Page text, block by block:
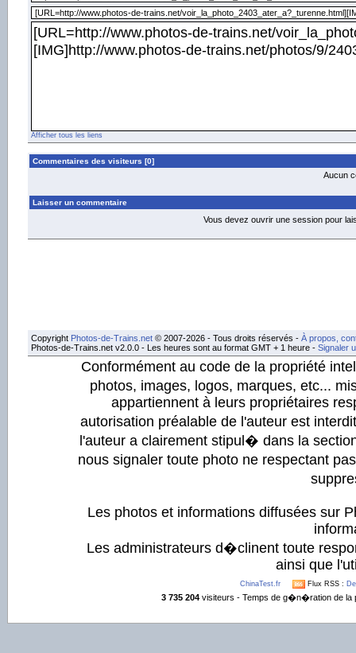
Afficher tous les liens
Commentaires des visiteurs [0]
Aucun
Laisser un commentaire
Vous devez ouvrir une session pour
Copyright Photos-de-Trains.net © 2007-2026 - Tous droits réservés - À propos,
Photos-de-Trains.net v2.0.0 - Les heures sont au format GMT + 1 heure - Signaler
Conformément au code de la propriété
photos, images, logos, marques, etc...
appartiennent à leurs propriétaires
autorisation préalable de l'auteur est
l'auteur a clairement stipul� dans la
nous signaler toute photo ne respectant
Les photos et informations diffusées sur
Les administrateurs d�clinent toute
ainsi que
ChinaTest.fr Flux RSS :
3 735 204visiteurs - Temps de g�n�ration de la